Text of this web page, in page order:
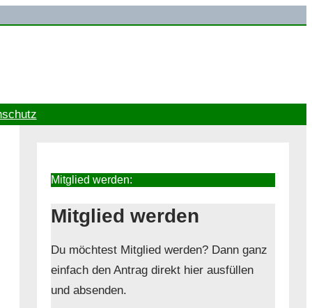
Mitglied werden:
Mitglied werden
Du möchtest Mitglied werden? Dann ganz
einfach den Antrag direkt hier ausfüllen
und absenden.